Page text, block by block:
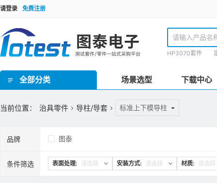
请登录 免费注册
HP3070套件
全部分类 场景选型 下载中心
当前位置： 治具零件 导柱/导套 标准上下模导柱
品牌 图泰
条件筛选 表面处理: 请选择 安装方式: 请选择 材质: 请选择